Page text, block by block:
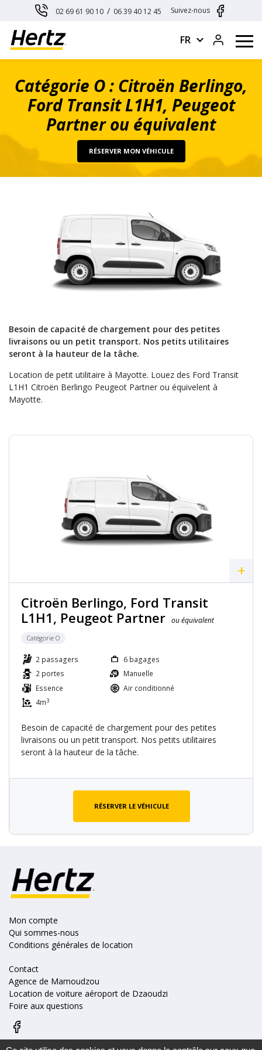
02 69 61 90 10 / 06 39 40 12 45 Suivez-nous
FR expand_more
Catégorie O : Citroën Berlingo,
Ford Transit L1H1, Peugeot
Partner ou équivalent
RÉSERVER MON VÉHICULE
Besoin de capacité de chargement pour des petites
livraisons ou un petit transport. Nos petits utilitaires
seront à la hauteur de la tâche.
Location de petit utilitaire à Mayotte. Louez des Ford Transit
L1H1 Citroën Berlingo Peugeot Partner ou équivelent à
Mayotte.
+
Citroën Berlingo, Ford Transit
L1H1, Peugeot Partner ou équivalent
Catégorie O
2 passagers
6 bagages
2 portes
Manuelle
Essence
Air conditionné
4m3
Besoin de capacité de chargement pour des petites
livraisons ou un petit transport. Nos petits utilitaires
seront à la hauteur de la tâche.
RÉSERVER LE VÉHICULE
Mon compte
Qui sommes-nous
Conditions générales de location
Contact
Agence de Mamoudzou
Location de voiture aéroport de Dzaoudzi
Foire aux questions
Panneau de gestion des cookies